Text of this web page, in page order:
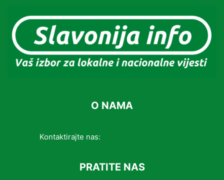
O NAMA
Kontaktirajte nas:
PRATITE NAS